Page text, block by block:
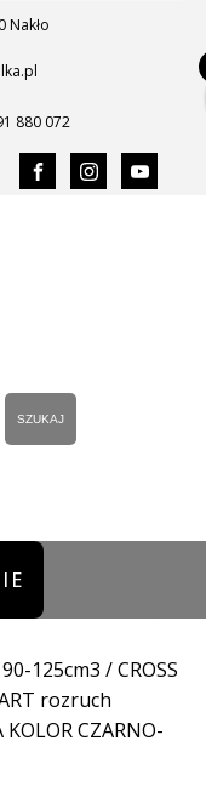
Nakło
880 072
90-125cm3 / CROSS
rozruch
CZARNO-